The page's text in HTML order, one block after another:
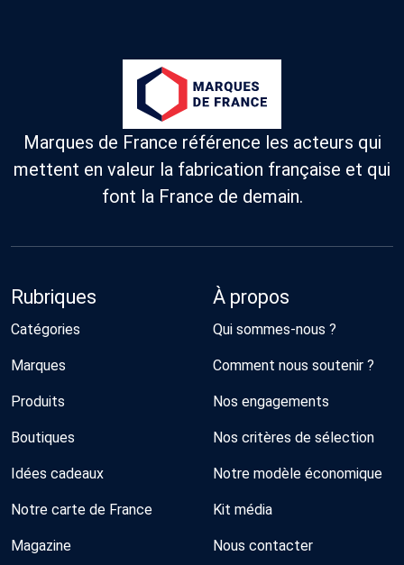
Marques de France référence les acteurs qui
mettent en valeur la fabrication française et qui
font la France de demain.
Rubriques
Catégories
Marques
Produits
Boutiques
Idées cadeaux
Notre carte de France
Magazine
À propos
Qui sommes-nous ?
Comment nous soutenir ?
Nos engagements
Nos critères de sélection
Notre modèle économique
Kit média
Nous contacter